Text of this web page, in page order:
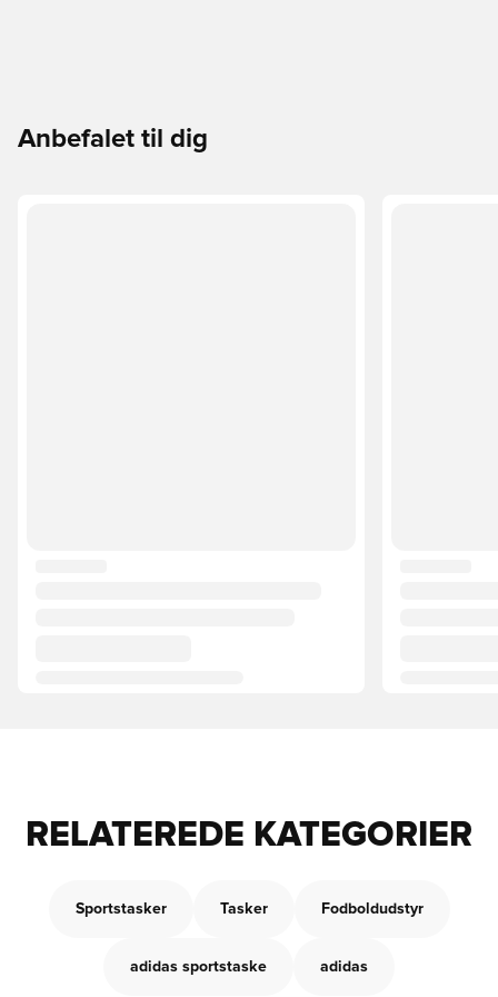
Anbefalet til dig
RELATEREDE KATEGORIER
Sportstasker Tasker Fodboldudstyr
adidas sportstaske adidas